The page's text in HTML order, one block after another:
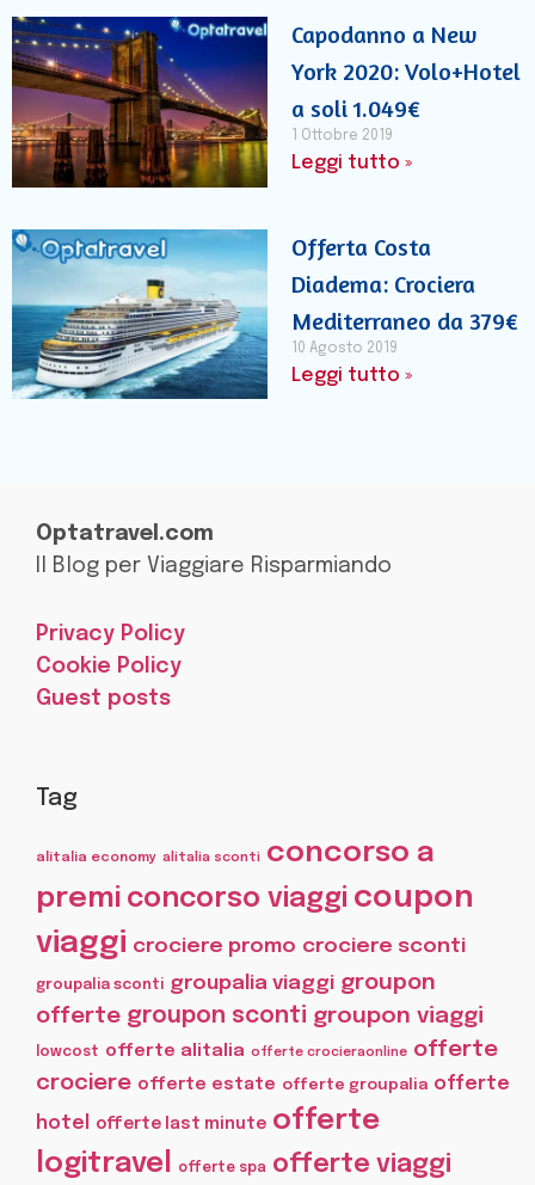
Capodanno a New
York 2020: Volo+Hotel
a soli 1.049€
1 Ottobre 2019
Leggi tutto »
Offerta Costa
Diadema: Crociera
Mediterraneo da 379€
10 Agosto 2019
Leggi tutto »
Optatravel.com
Il Blog per Viaggiare Risparmiando
Privacy Policy
Cookie Policy
Guest posts
Tag
alitalia economy alitalia sconti concorso a
premi concorso viaggi coupon
viaggi crociere promo crociere sconti
groupalia sconti groupalia viaggi groupon
offerte groupon sconti groupon viaggi
lowcost offerte alitalia offerte crocieraonline offerte
crociere offerte estate offerte groupalia offerte
hotel
offerte last minute offerte
logitravel offerte spa offerte viaggi